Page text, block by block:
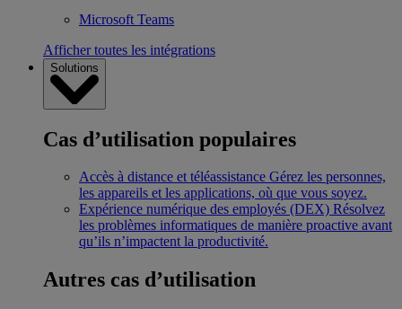
Microsoft Teams
Afficher toutes les intégrations
Solutions
Cas d’utilisation populaires
Accès à distance et téléassistance Gérez les personnes,
les appareils et les applications, où que vous soyez.
Expérience numérique des employés (DEX) Résolvez
les problèmes informatiques de manière proactive avant
qu’ils n’impactent la productivité.
Autres cas d’utilisation